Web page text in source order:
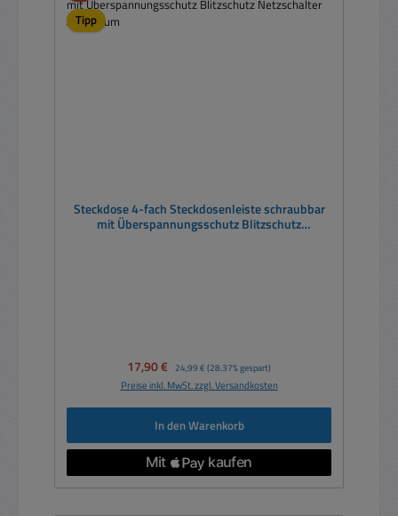
Tipp
Steckdose 4-fach Steckdosenleiste schraubbar
mit Überspannungsschutz Blitzschutz
Netzschalter Aluminium
Verkaufspreis:
17,90 € Regulärer Preis:
24,99 € (28.37% gespart)
Preise inkl. MwSt. zzgl. Versandkosten
In den Warenkorb